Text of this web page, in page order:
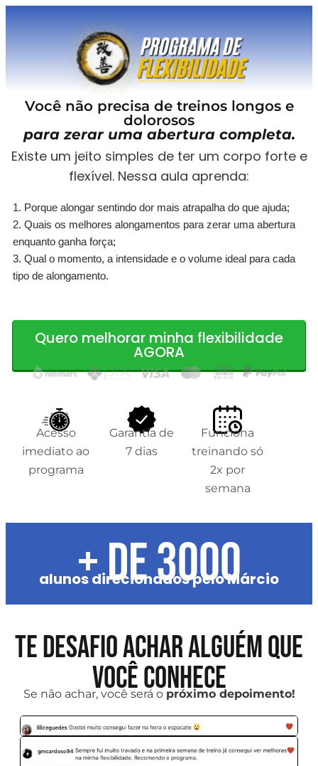
Você não precisa de treinos longos e
dolorosos
para zerar uma abertura completa.
Existe um jeito simples de ter um corpo forte e
flexível. Nessa aula aprenda:
1. Porque alongar sentindo dor mais atrapalha do que ajuda;
2. Quais os melhores alongamentos para zerar uma abertura
enquanto ganha força;
3. Qual o momento, a intensidade e o volume ideal para cada
tipo de alongamento.
Quero melhorar minha flexibilidade
AGORA
Acesso
imediato ao
programa
Garantia de
7 dias
Funciona
treinando só
2x por
semana
+ de 3000
alunos direcionados pelo Márcio
Te desafio achar alguém que
você conhece
Se não achar, você será o próximo depoimento!